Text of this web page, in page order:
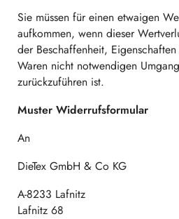
Sie müssen für einen etwaigen
aufkommen, wenn dieser
der Beschaffenheit,
Waren nicht notwendigen
zurückzuführen ist.
Muster Widerrufsformular
An
DieTex GmbH & Co KG
A-8233 Lafnitz
Lafnitz 68